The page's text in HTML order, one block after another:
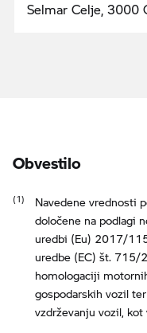
Selmar Celje, 3000
Obvestilo
Navedene vrednosti
določene na podlagi
uredbi (Eu) 2017/
uredbe (EC) št. 715/
homologaciji
gospodarskih vozil
vzdrževanju vozil,